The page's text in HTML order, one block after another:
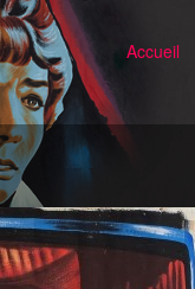
Accueil